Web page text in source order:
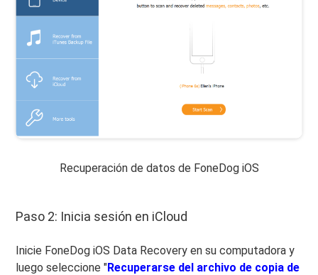
Recuperación de datos de FoneDog iOS
Paso 2: Inicia sesión en iCloud
Inicie FoneDog iOS Data Recovery en su computadora y
luego seleccione "Recuperarse del archivo de copia de